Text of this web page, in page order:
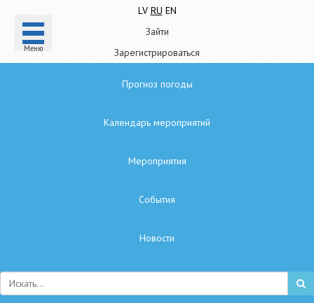
Mеню
LV RU EN
Зайти
Зарегистрироваться
Прогноз погоды
Календарь мероприятий
Мероприятия
Cобытия
Hовости